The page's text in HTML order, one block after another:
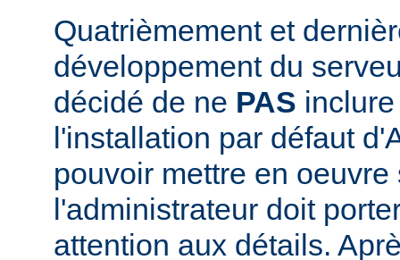
Quatrièmement et
développement du
décidé de ne PAS
l'installation par défaut
pouvoir mettre en oeuvre
l'administrateur doit
attention aux détails.